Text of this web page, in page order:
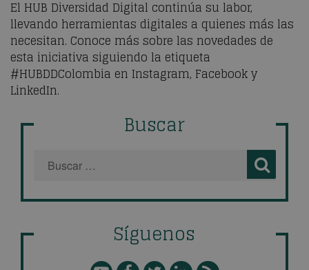
El HUB Diversidad Digital continúa su labor,
llevando herramientas digitales a quienes más las
necesitan. Conoce más sobre las novedades de
esta iniciativa siguiendo la etiqueta
#HUBDDColombia en Instagram, Facebook y
LinkedIn.
Buscar
Síguenos